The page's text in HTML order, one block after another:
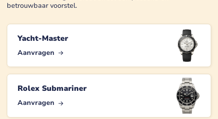
betrouwbaar voorstel.
Yacht-Master
Aanvragen
Rolex Submariner
Aanvragen